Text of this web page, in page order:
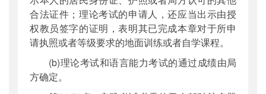
合法证件；理论考试的申请人，还应当出示由授
权教员签字的证明，表明其已完成本章对于所申
请执照或者等级要求的地面训练或者自学课程。
(b)理论考试和语言能力考试的通过成绩由局
方确定。